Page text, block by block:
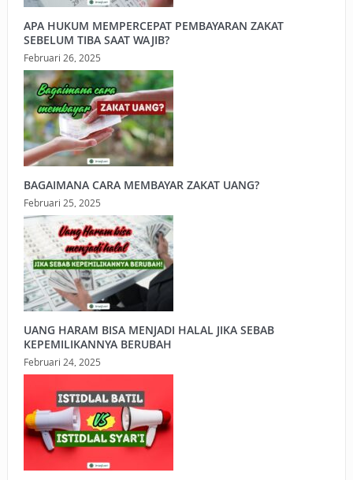
APA HUKUM MEMPERCEPAT PEMBAYARAN ZAKAT
SEBELUM TIBA SAAT WAJIB?
Februari 26, 2025
BAGAIMANA CARA MEMBAYAR ZAKAT UANG?
Februari 25, 2025
UANG HARAM BISA MENJADI HALAL JIKA SEBAB
KEPEMILIKANNYA BERUBAH
Februari 24, 2025